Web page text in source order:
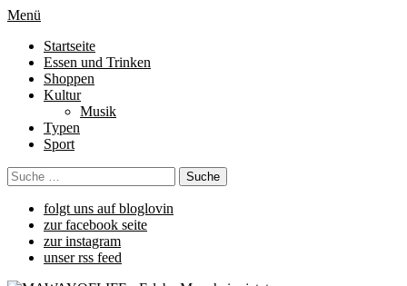
Menü
Startseite
Essen und Trinken
Shoppen
Kultur
Musik
Typen
Sport
folgt uns auf bloglovin
zur facebook seite
zur instagram
unser rss feed